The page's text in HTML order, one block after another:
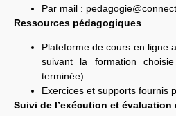
Par mail :
Ressources pédagogiques
Plateforme de cours en ligne
suivant la formation
terminée)
Exercices et supports fournis
Suivi de l’exécution et évaluation